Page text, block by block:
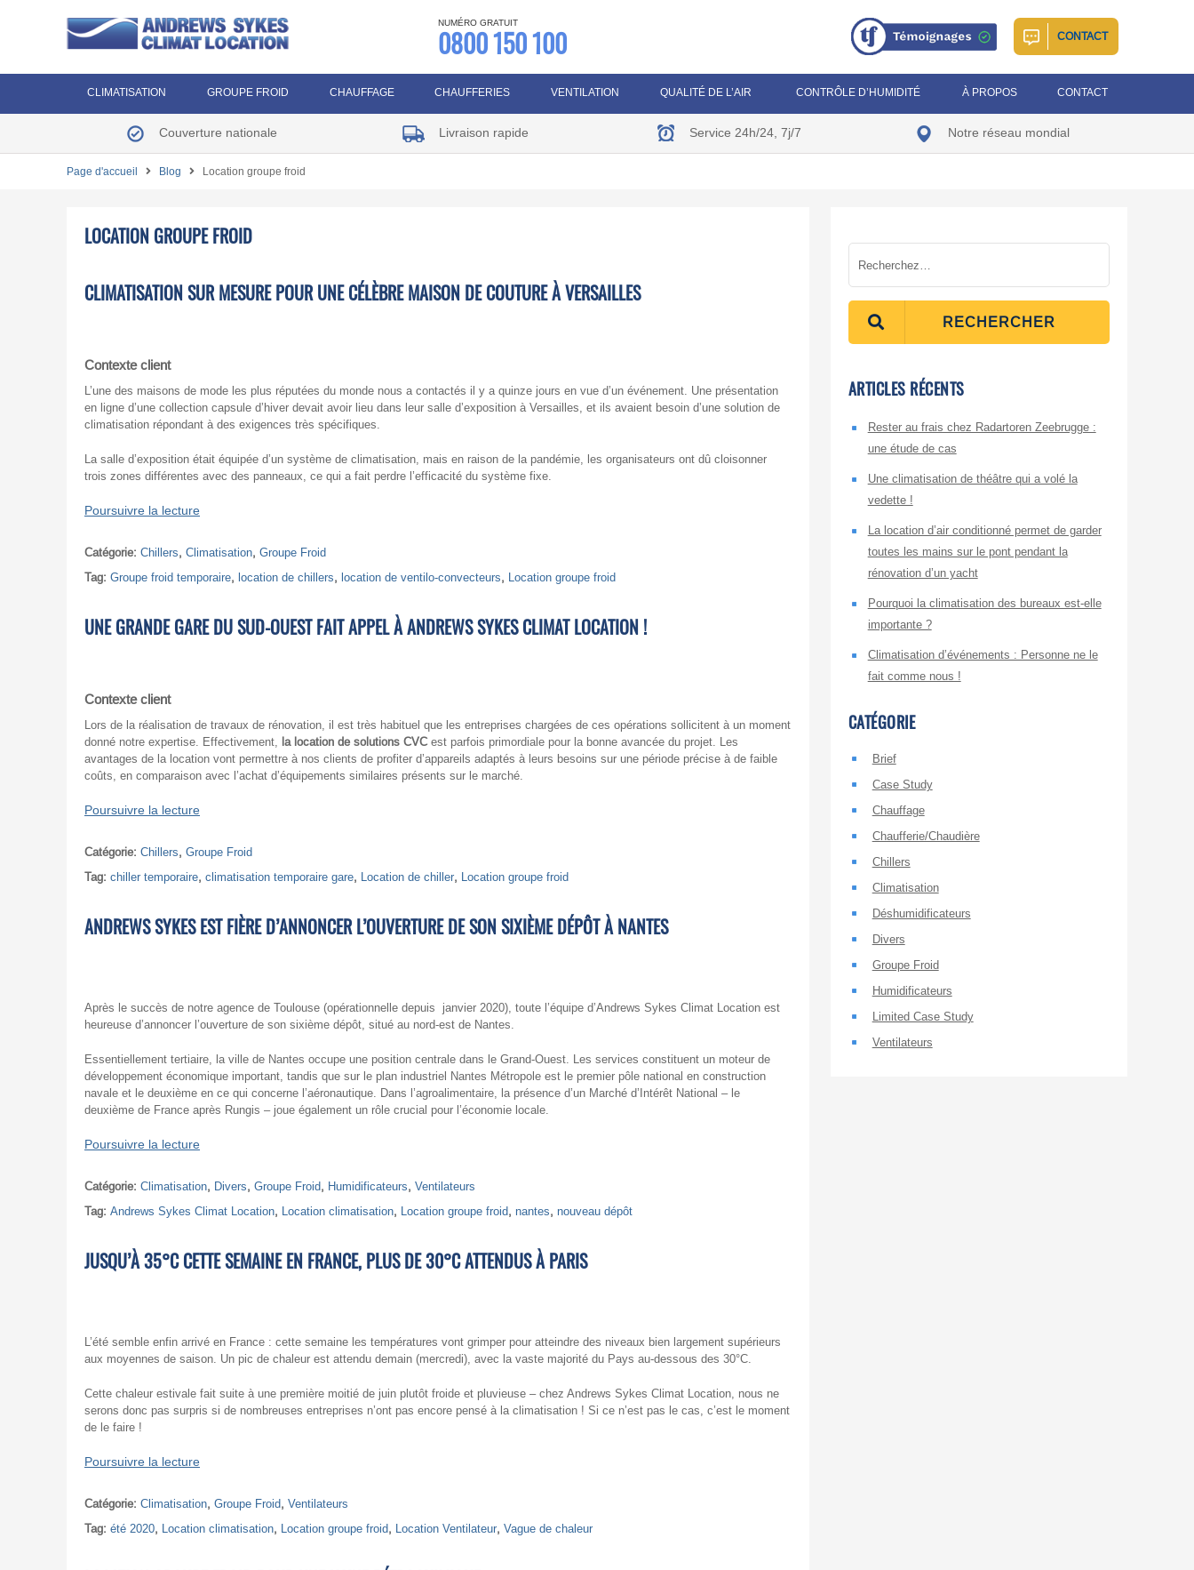
NUMÉRO GRATUIT
0800 150 100 CONTACT
CLIMATISATION GROUPE FROID CHAUFFAGE CHAUFFERIES VENTILATION QUALITÉ DE L’AIR CONTRÔLE D’HUMIDITÉ À PROPOS CONTACT
Couverture nationale Livraison rapide Service 24h/24, 7j/7 Notre réseau mondial
Page d'accueil Blog Location groupe froid
LOCATION GROUPE FROID
CLIMATISATION SUR MESURE POUR UNE CÉLÈBRE MAISON DE COUTURE À VERSAILLES
Contexte client
L’une des maisons de mode les plus réputées du monde nous a contactés il y a quinze jours en vue d’un événement. Une présentation
en ligne d’une collection capsule d’hiver devait avoir lieu dans leur salle d’exposition à Versailles, et ils avaient besoin d’une solution de
climatisation répondant à des exigences très spécifiques.
La salle d’exposition était équipée d’un système de climatisation, mais en raison de la pandémie, les organisateurs ont dû cloisonner
trois zones différentes avec des panneaux, ce qui a fait perdre l’efficacité du système fixe.
Poursuivre la lecture
Catégorie: Chillers, Climatisation, Groupe Froid
Tag: Groupe froid temporaire, location de chillers, location de ventilo-convecteurs, Location groupe froid
UNE GRANDE GARE DU SUD-OUEST FAIT APPEL À ANDREWS SYKES CLIMAT LOCATION !
Contexte client
Lors de la réalisation de travaux de rénovation, il est très habituel que les entreprises chargées de ces opérations sollicitent à un moment
donné notre expertise. Effectivement, la location de solutions CVCest parfois primordiale pour la bonne avancée du projet. Les
avantages de la location vont permettre à nos clients de profiter d’appareils adaptés à leurs besoins sur une période précise à de faible
coûts, en comparaison avec l’achat d’équipements similaires présents sur le marché.
Poursuivre la lecture
Catégorie: Chillers, Groupe Froid
Tag: chiller temporaire, climatisation temporaire gare, Location de chiller, Location groupe froid
ANDREWS SYKES EST FIÈRE D’ANNONCER L’OUVERTURE DE SON SIXIÈME DÉPÔT À NANTES
Après le succès de notre agence de Toulouse (opérationnelle depuis janvier 2020), toute l’équipe d’Andrews Sykes Climat Location est
heureuse d’annoncer l’ouverture de son sixième dépôt, situé au nord-est de Nantes.
Essentiellement tertiaire, la ville de Nantes occupe une position centrale dans le Grand-Ouest. Les services constituent un moteur de
développement économique important, tandis que sur le plan industriel Nantes Métropole est le premier pôle national en construction
navale et le deuxième en ce qui concerne l’aéronautique. Dans l’agroalimentaire, la présence d’un Marché d’Intérêt National – le
deuxième de France après Rungis – joue également un rôle crucial pour l’économie locale.
Poursuivre la lecture
Catégorie: Climatisation, Divers, Groupe Froid, Humidificateurs, Ventilateurs
Tag: Andrews Sykes Climat Location, Location climatisation, Location groupe froid, nantes, nouveau dépôt
JUSQU’À 35°C CETTE SEMAINE EN FRANCE, PLUS DE 30°C ATTENDUS À PARIS
L’été semble enfin arrivé en France : cette semaine les températures vont grimper pour atteindre des niveaux bien largement supérieurs
aux moyennes de saison. Un pic de chaleur est attendu demain (mercredi), avec la vaste majorité du Pays au-dessous des 30°C.
Cette chaleur estivale fait suite à une première moitié de juin plutôt froide et pluvieuse – chez Andrews Sykes Climat Location, nous ne
serons donc pas surpris si de nombreuses entreprises n’ont pas encore pensé à la climatisation ! Si ce n’est pas le cas, c’est le moment
de le faire !
Poursuivre la lecture
Catégorie: Climatisation, Groupe Froid, Ventilateurs
Tag: été 2020, Location climatisation, Location groupe froid, Location Ventilateur, Vague de chaleur
RECHERCHER
ARTICLES RÉCENTS
Rester au frais chez Radartoren Zeebrugge :
une étude de cas
Une climatisation de théâtre qui a volé la
vedette !
La location d’air conditionné permet de garder
toutes les mains sur le pont pendant la
rénovation d’un yacht
Pourquoi la climatisation des bureaux est-elle
importante ?
Climatisation d’événements : Personne ne le
fait comme nous !
CATÉGORIE
Brief
Case Study
Chauffage
Chaufferie/Chaudière
Chillers
Climatisation
Déshumidificateurs
Divers
Groupe Froid
Humidificateurs
Limited Case Study
Ventilateurs